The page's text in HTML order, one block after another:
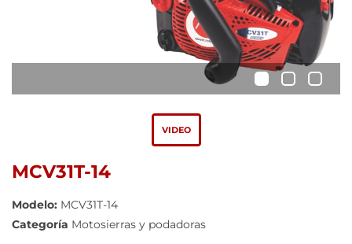
• •
VIDEO
MCV31T-14
Modelo: MCV31T-14
Categoría Motosierras y podadoras